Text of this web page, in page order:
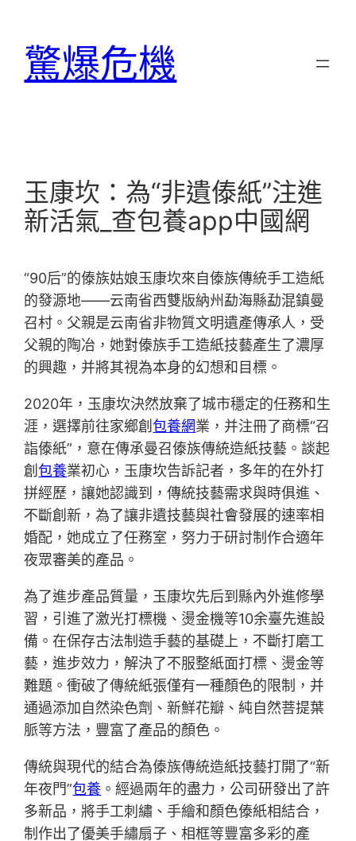
驚爆危機
玉康坎：為“非遺傣紙”注進
新活氣_查包養app中國網
“90后”的傣族姑娘玉康坎來自傣族傳統手工造紙
的發源地——云南省西雙版納州勐海縣勐混鎮曼
召村。父親是云南省非物質文明遺產傳承人，受
父親的陶冶，她對傣族手工造紙技藝產生了濃厚
的興趣，并將其視為本身的幻想和目標。
2020年，玉康坎決然放棄了城市穩定的任務和生
涯，選擇前往家鄉創包養網業，并注冊了商標“召
詣傣紙”，意在傳承曼召傣族傳統造紙技藝。談起
創包養業初心，玉康坎告訴記者，多年的在外打
拼經歷，讓她認識到，傳統技藝需求與時俱進、
不斷創新，為了讓非遺技藝與社會發展的速率相
婚配，她成立了任務室，努力于研討制作合適年
夜眾審美的產品。
為了進步產品質量，玉康坎先后到縣內外進修學
習，引進了激光打標機、燙金機等10余臺先進設
備。在保存古法制造手藝的基礎上，不斷打磨工
藝，進步效力，解決了不服整紙面打標、燙金等
難題。衝破了傳統紙張僅有一種顏色的限制，并
通過添加自然染色劑、新鮮花瓣、純自然菩提葉
脈等方法，豐富了產品的顏色。
傳統與現代的結合為傣族傳統造紙技藝打開了“新
年夜門”包養 。經過兩年的盡力，公司研發出了許
多新品，將手工刺繡、手繪和顏色傣紙相結合，
制作出了優美手繡扇子、相框等豐富多彩的產